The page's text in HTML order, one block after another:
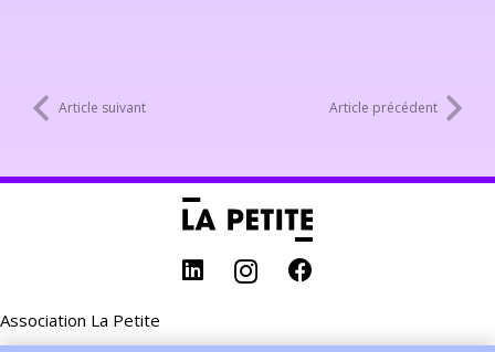
politique de confidentialité de
Youtube.
Charger la vidéo
Article suivant Article précédent
Association La Petite